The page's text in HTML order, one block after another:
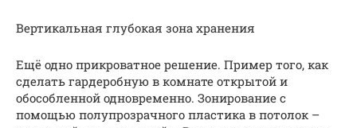
Вертикальная глубокая зона хранения
Ещё одно прикроватное решение. Пример того, как
сделать гардеробную в комнате открытой и
обособленной одновременно. Зонирование с
помощью полупрозрачного пластика в потолок –